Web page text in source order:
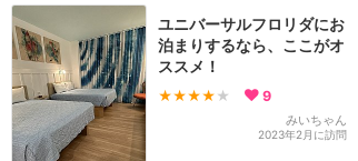
ユニバーサルフロリダにお
泊まりするなら、ここがオ
ススメ！
★★★★ ★ 9
みいちゃん
2023年2月に訪問